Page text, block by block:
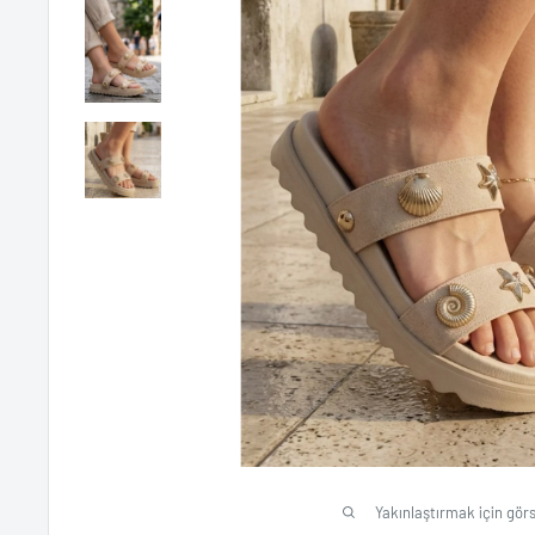
Yakınlaştırmak için